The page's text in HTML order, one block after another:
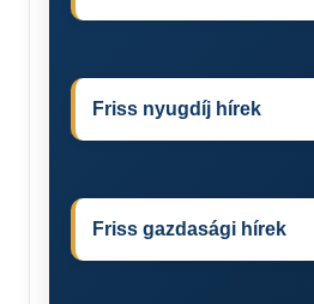
Friss nyugdíj hírek
Friss gazdasági hírek